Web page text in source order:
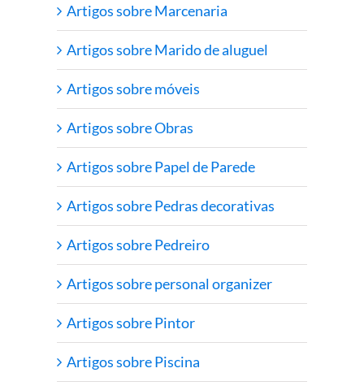
Artigos sobre Marcenaria
Artigos sobre Marido de aluguel
Artigos sobre móveis
Artigos sobre Obras
Artigos sobre Papel de Parede
Artigos sobre Pedras decorativas
Artigos sobre Pedreiro
Artigos sobre personal organizer
Artigos sobre Pintor
Artigos sobre Piscina